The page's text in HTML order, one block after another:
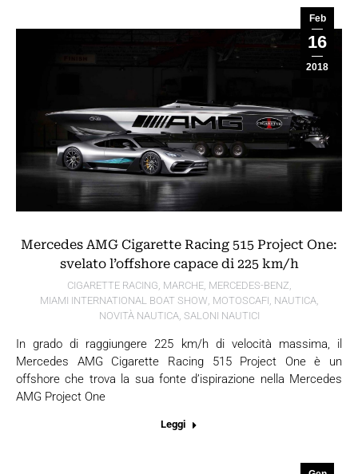
Feb
16
2018
Mercedes AMG Cigarette Racing 515 Project One:
svelato l’offshore capace di 225 km/h
CIGARETTE RACING, MARCHE, MERCEDES-BENZ,
MIAMI INTERNATIONAL BOAT SHOW, MOTOSCAFI, NAUTICA,
NOVITÀ NAUTICA, SALONI NAUTICI
In grado di raggiungere 225 km/h di velocità massima, il
Mercedes AMG Cigarette Racing 515 Project One è un
offshore che trova la sua fonte d’ispirazione nella Mercedes
AMG Project One
Leggi